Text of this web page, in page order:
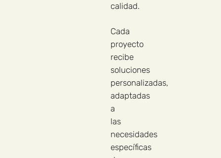
calidad.
Cada
proyecto
recibe
soluciones
personalizadas,
adaptadas
a
las
necesidades
específicas